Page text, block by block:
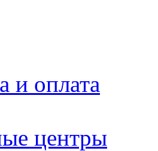
и оплата
центры